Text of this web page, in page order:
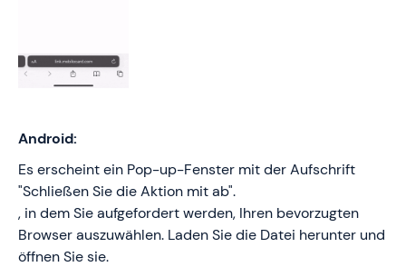
Android:
Es erscheint ein Pop-up-Fenster mit der Aufschrift
"Schließen Sie die Aktion mit ab".
, in dem Sie aufgefordert werden, Ihren bevorzugten
Browser auszuwählen. Laden Sie die Datei herunter und
öffnen Sie sie.